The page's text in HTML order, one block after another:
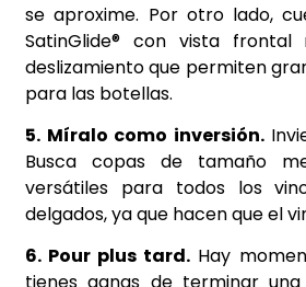
se aproxime. Por otro lado,
SatinGlide® con vista
deslizamiento que permiten
para las botellas.
5. Míralo como inversión.
Busca copas de tamaño
versátiles para todos los
delgados, ya que hacen que el
6. Pour plus tard. Hay